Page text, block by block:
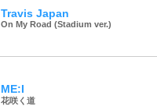
Travis Japan
On My Road (Stadium ver.)
ME:I
花咲く道